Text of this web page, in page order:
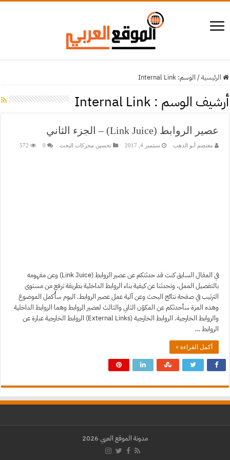
الرئيسية/ الوسم: Internal Link
أرشيف الوسم : Internal Link
عصير الروابط (Link Juice) – الجزء الثاني
معتصم أبو الذهب سبتمبر 4, 2017 تحسين محركات البحث 0
572
في المقال السابق كنت قد حدثتكم عن عصير الروابط (Link Juice) وعن مفهومه
بالتفصيل الممل، وتحدثنا عن كيفية بناء الروابط الداخلية بطريقة ترفع من مستوى
الترتيب في صفحة نتائج البحث وعن آلية عمل عصير الروابط. اليوم سأُكمل الموضوع
وهذه المرة سأحدثكم عن المكوّن الثاني والثالث لعصير الروابط وهما الروابط الداخلية
والروابط الخارجية. الروابط الخارجية (External Links) الروابط الخارجية عبارة عن
الروابط …
أكمل القراءة »
مدونة الموقع العربي 2026